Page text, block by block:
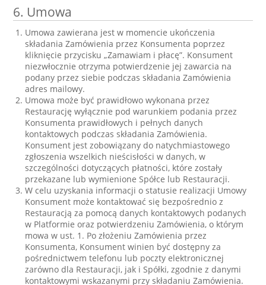
6. Umowa
Umowa zawierana jest w momencie ukończenia
składania Zamówienia przez Konsumenta poprzez
kliknięcie przycisku „Zamawiam i płacę”. Konsument
niezwłocznie otrzyma potwierdzenie jej zawarcia na
podany przez siebie podczas składania Zamówienia
adres mailowy.
Umowa może być prawidłowo wykonana przez
Restaurację wyłącznie pod warunkiem podania przez
Konsumenta prawidłowych i pełnych danych
kontaktowych podczas składania Zamówienia.
Konsument jest zobowiązany do natychmiastowego
zgłoszenia wszelkich nieścisłości w danych, w
szczególności dotyczących płatności, które zostały
przekazane lub wymienione Spółce lub Restauracji.
W celu uzyskania informacji o statusie realizacji Umowy
Konsument może kontaktować się bezpośrednio z
Restauracją za pomocą danych kontaktowych podanych
w Platformie oraz potwierdzeniu Zamówienia, o którym
mowa w ust. 1. Po złożeniu Zamówienia przez
Konsumenta, Konsument winien być dostępny za
pośrednictwem telefonu lub poczty elektronicznej
zarówno dla Restauracji, jak i Spółki, zgodnie z danymi
kontaktowymi wskazanymi przy składaniu Zamówienia.